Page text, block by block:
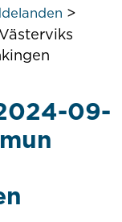
>
09-